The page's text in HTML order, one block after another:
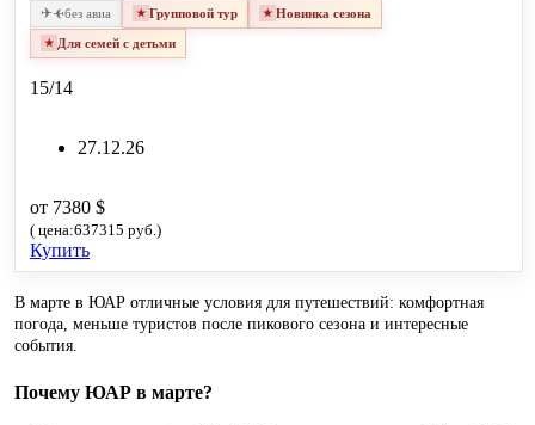
✈✈без авиа Групповой тур Новинка сезона
Для семей с детьми
15/14
27.12.26
от 7380 $
( цена:637315 руб.)
Купить
В марте в ЮАР отличные условия для путешествий: комфортная
погода, меньше туристов после пикового сезона и интересные
события.
Почему ЮАР в марте?